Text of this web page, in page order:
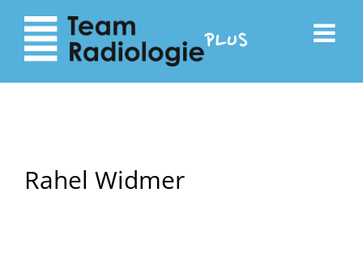
zum
Inhalt
Navigation
Rahel Widmer